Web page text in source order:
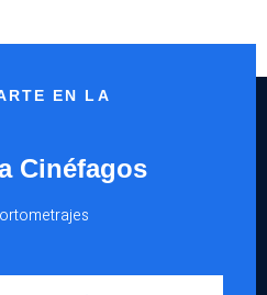
EN LA
Cinéfagos